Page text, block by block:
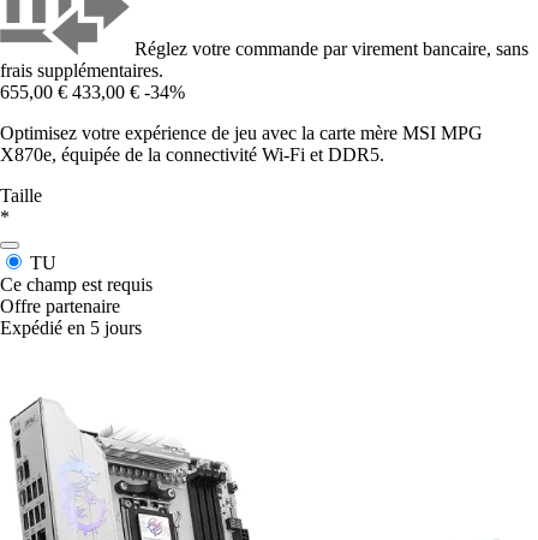
Réglez votre commande par virement bancaire, sans
frais supplémentaires.
655,00 € 433,00 € -34%
Optimisez votre expérience de jeu avec la carte mère MSI MPG
X870e, équipée de la connectivité Wi-Fi et DDR5.
Taille
*
TU
Ce champ est requis
Offre partenaire
Expédié en 5 jours